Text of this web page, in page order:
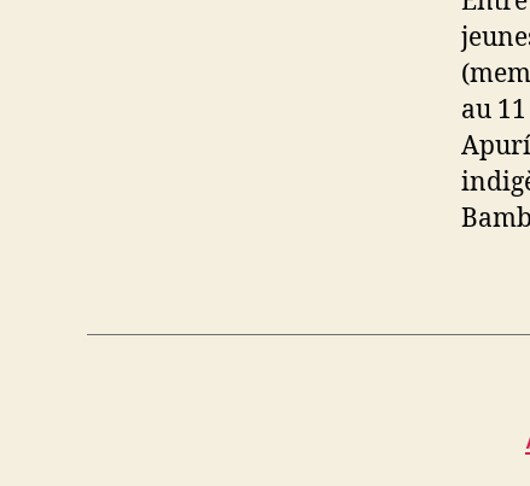
au